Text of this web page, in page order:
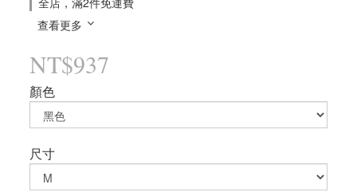
查看更多
NT$937
顏色
尺寸